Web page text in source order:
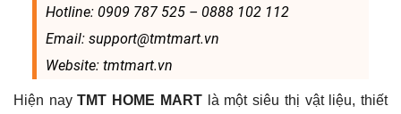
Hotline: 0909 787 525 – 0888 102 112
Email: support@tmtmart.vn
Website: tmtmart.vn
Hiện nayTMT HOME MARTlà một siêu thị vật liệu, thiết